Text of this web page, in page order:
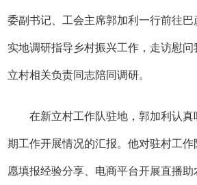
委副书记、工会主席郭加利一行前往巴
实地调研指导乡村振兴工作，走访慰
立村相关负责同志陪同调研。
在新立村工作队驻地，郭加利认
期工作开展情况的汇报。他对驻村工
愿填报经验分享、电商平台开展直播